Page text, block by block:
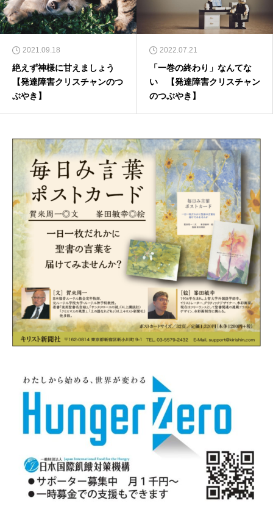
2021.09.18
絶えず神様に甘えましょう
【発達障害クリスチャンのつ
ぶやき】
2022.07.21
「一巻の終わり」なんてな
い 【発達障害クリスチャン
のつぶやき】